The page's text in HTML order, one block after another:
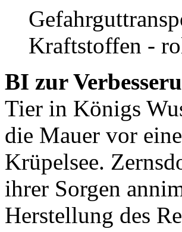
Kraftstoffen -
BI zur
Tier in Königs
die Mauer vor
Krüpelsee.
ihrer Sorgen
Herstellung des